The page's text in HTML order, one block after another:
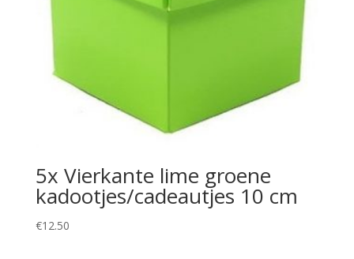
5x Vierkante lime groene
kadootjes/cadeautjes 10 cm
€12.50